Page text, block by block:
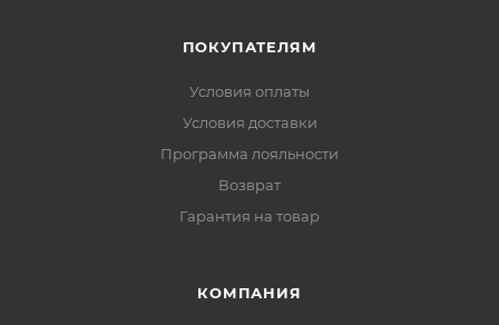
ПОКУПАТЕЛЯМ
Условия оплаты
Условия доставки
Программа лояльности
Возврат
Гарантия на товар
КОМПАНИЯ